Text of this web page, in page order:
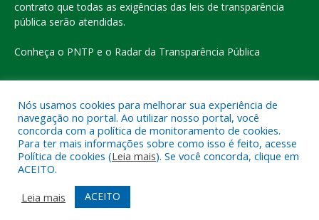
contrato que todas as exigências das leis de transparência
pública serão atendidas.
Conheça o PNTP e o Radar da Transparência Pública
Todos os direitos reservados a Prefeitura Municipal de Eldorado
do Carajás
Mapa do Site
Acessar o Webmail
Nós usamos cookies para melhorar sua experiência de
navegação no portal. Ao utilizar nosso portal, você
concorda com a política de monitoramento de cookies.
Para ter mais informações sobre como isso é feito, acesse
Política de cookies (Leia mais). Se você concorda, clique em
ACEITO.
Leia mais
ACEITO